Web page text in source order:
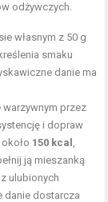
odżywczych.
własnym z 50 g
smaku
danie ma
warzywnym przez
i dopraw
150 kcal ,
ją mieszanką
ulubionych
danie dostarcza